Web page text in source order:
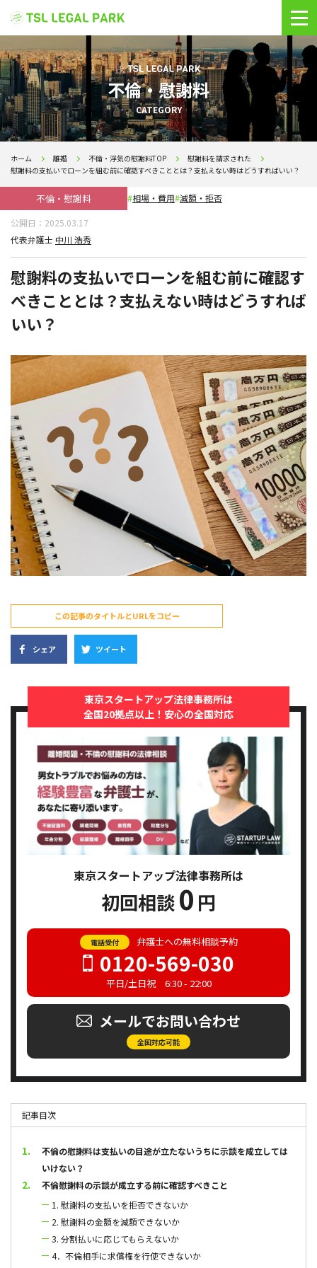
不倫・慰謝料
CATEGORY
ホーム 離婚 不倫・浮気の慰謝料TOP
慰謝料を請求された
慰謝料の支払いでローンを組む前に確認すべきこととは？支払えない時はどうすればいい？
不倫・慰謝料 相場・費用 減額・拒否
公開日： 2025.03.17
代表弁護士 中川 浩秀
慰謝料の支払いでローンを組む前に確認す
べきこととは？支払えない時はどうすれば
いい？
この記事のタイトルとURLをコピー
シェア ツイート
東京スタートアップ法律事務所は
全国20拠点以上！安心の全国対応
東京スタートアップ法律事務所は
初回相談0 円
電話受付 弁護士への無料相談予約
0120-569-030
平日/土日祝 6:30 - 22:00
メールでお問い合わせ
全国対応可能
記事目次
不倫の慰謝料は支払いの目途が立たないうちに示談を成立しては
いけない？
不倫慰謝料の示談が成立する前に確認すべきこと
1. 慰謝料の支払いを拒否できないか
2. 慰謝料の金額を減額できないか
3. 分割払いに応じてもらえないか
4．不倫相手に求償権を行使できないか